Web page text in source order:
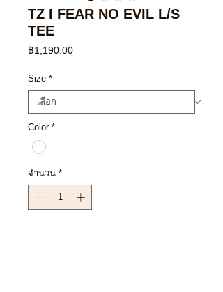
TZ I FEAR NO EVIL L/S
TEE
฿1,190.00ราคา
Size *
Color *
จำนวน *